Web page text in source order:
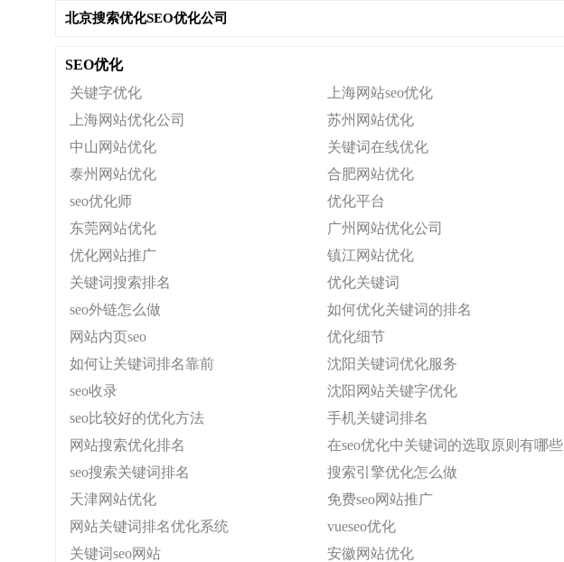
北京搜索优化SEO优化公司
SEO优化
关键字优化
上海网站seo优化
上海网站优化公司
苏州网站优化
中山网站优化
关键词在线优化
泰州网站优化
合肥网站优化
seo优化师
优化平台
东莞网站优化
广州网站优化公司
优化网站推广
镇江网站优化
关键词搜索排名
优化关键词
seo外链怎么做
如何优化关键词的排名
网站内页seo
优化细节
如何让关键词排名靠前
沈阳关键词优化服务
seo收录
沈阳网站关键字优化
seo比较好的优化方法
手机关键词排名
网站搜索优化排名
在seo优化中关键词的选取原则有哪些
seo搜索关键词排名
搜索引擎优化怎么做
天津网站优化
免费seo网站推广
网站关键词排名优化系统
vueseo优化
关键词seo网站
安徽网站优化